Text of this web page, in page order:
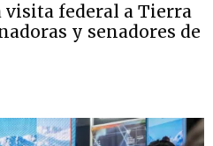
federal a Tierra
y senadores de